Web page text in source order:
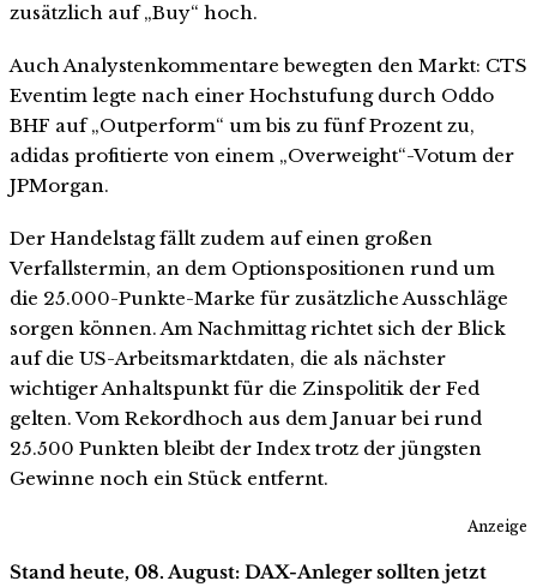
zusätzlich auf „Buy“ hoch.
Auch Analystenkommentare bewegten den Markt: CTS
Eventim legte nach einer Hochstufung durch Oddo
BHF auf „Outperform“ um bis zu fünf Prozent zu,
adidas profitierte von einem „Overweight“-Votum der
JPMorgan.
Der Handelstag fällt zudem auf einen großen
Verfallstermin, an dem Optionspositionen rund um
die 25.000-Punkte-Marke für zusätzliche Ausschläge
sorgen können. Am Nachmittag richtet sich der Blick
auf die US-Arbeitsmarktdaten, die als nächster
wichtiger Anhaltspunkt für die Zinspolitik der Fed
gelten. Vom Rekordhoch aus dem Januar bei rund
25.500 Punkten bleibt der Index trotz der jüngsten
Gewinne noch ein Stück entfernt.
Anzeige
Stand heute, 08. August: DAX-Anleger sollten jetzt